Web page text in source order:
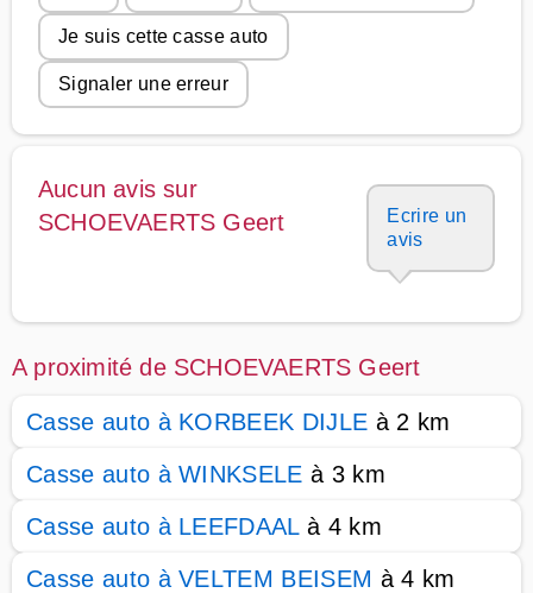
Je suis cette casse auto
Signaler une erreur
Aucun avis sur
SCHOEVAERTS Geert
Ecrire un
avis
A proximité de SCHOEVAERTS Geert
Casse auto à KORBEEK DIJLE à 2 km
Casse auto à WINKSELE à 3 km
Casse auto à LEEFDAALà 4 km
Casse auto à VELTEM BEISEM à 4 km